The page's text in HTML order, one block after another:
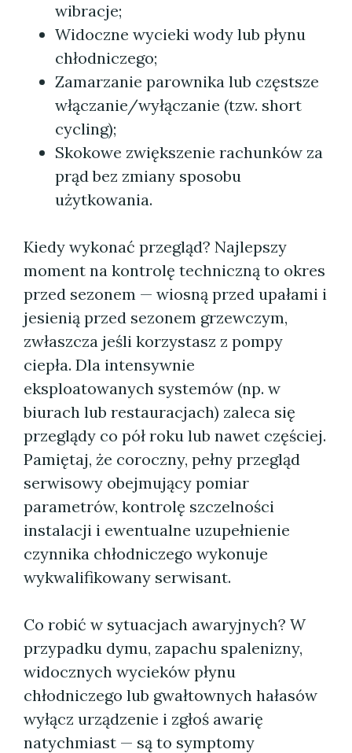
wibracje;
Widoczne wycieki wody lub płynu
chłodniczego;
Zamarzanie parownika lub częstsze
włączanie/wyłączanie (tzw. short
cycling);
Skokowe zwiększenie rachunków za
prąd bez zmiany sposobu
użytkowania.
Kiedy wykonać przegląd? Najlepszy
moment na kontrolę techniczną to okres
przed sezonem — wiosną przed upałami i
jesienią przed sezonem grzewczym,
zwłaszcza jeśli korzystasz z pompy
ciepła. Dla intensywnie
eksploatowanych systemów (np. w
biurach lub restauracjach) zaleca się
przeglądy co pół roku lub nawet częściej.
Pamiętaj, że coroczny, pełny przegląd
serwisowy obejmujący pomiar
parametrów, kontrolę szczelności
instalacji i ewentualne uzupełnienie
czynnika chłodniczego wykonuje
wykwalifikowany serwisant.
Co robić w sytuacjach awaryjnych? W
przypadku dymu, zapachu spalenizny,
widocznych wycieków płynu
chłodniczego lub gwałtownych hałasów
wyłącz urządzenie i zgłoś awarię
natychmiast — są to symptomy